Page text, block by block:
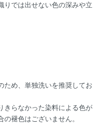
りでは出せない色の深みや立
ため、単独洗いを推奨してお
きらなかった染料による色が
褪色はございません。